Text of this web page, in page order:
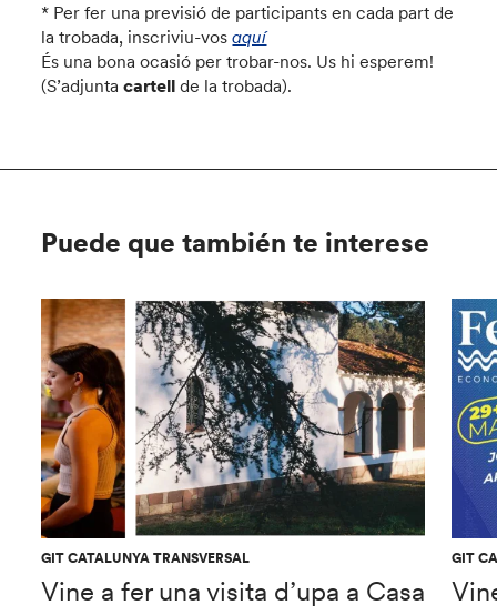
* Per fer una previsió de participants en cada part de
la trobada, inscriviu-vosaquí
És una bona ocasió per trobar-nos. Us hi esperem!
(S’adjuntacartellde la trobada).
Puede que también te interese
GIT CATALUNYA TRANSVERSAL
Vine a fer una visita d’upa a Casa
GIT